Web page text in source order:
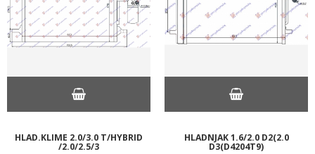
HLAD.KLIME 2.0/3.0 T/HYBRID
/2.0/2.5/3
HLADNJAK 1.6/2.0 D2(2.0
D3(D4204T9)